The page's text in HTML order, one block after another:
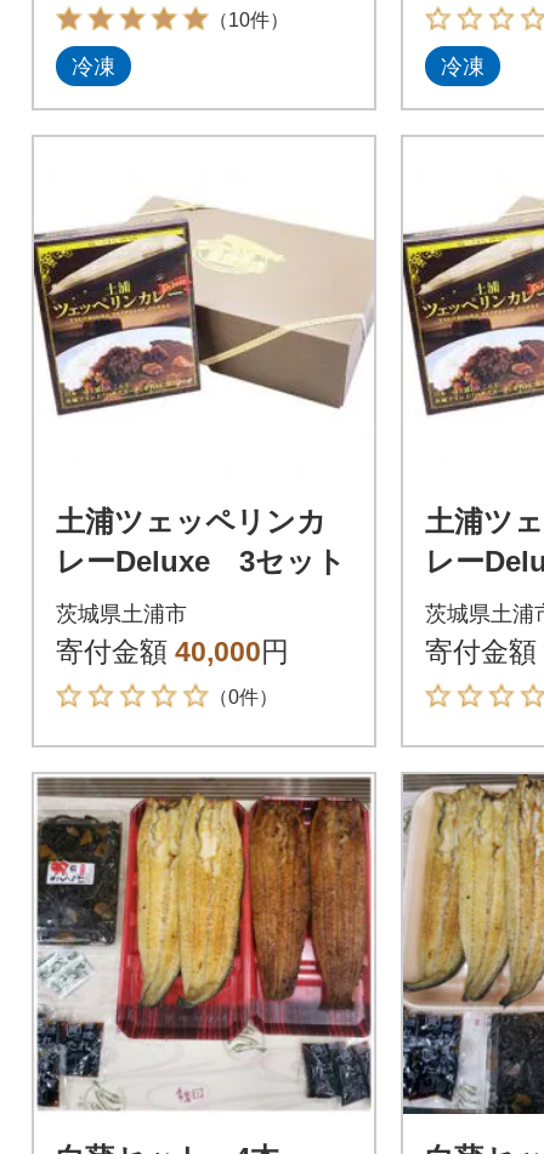
（10件）
冷凍 冷凍
土浦ツェッペリンカ
レーDeluxe 3セット
茨城県土浦市
寄付金額 40,000円
（0件）
土浦ツ
レー
茨城県土浦
寄付金額